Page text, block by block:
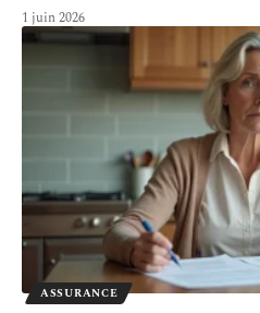
1 juin 2026
ASSURANCE